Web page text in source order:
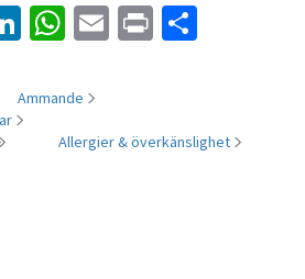
LinkedIn
WhatsApp
Email
Print
Ammande
Allergier & överkänslighet